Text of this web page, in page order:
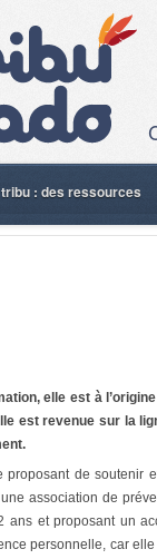
: des ressources
elle est à
est revenue sur la
de soutenir
association de
et proposant un
personnelle, car